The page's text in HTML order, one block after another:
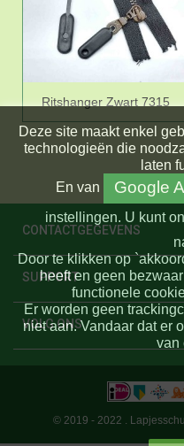
Ritshanger Zwart 7315
CONTACTGEGEVENS
SUPPORT
VOLG ONS
Deze site maakt enkel
technologieën die
laten
En van Google
instellingen. U kunt
Door te klikken op
heeft en geen
functionele
Er worden geen
niet aan. Vandaar dat er
van
© 2019 - 2022 .